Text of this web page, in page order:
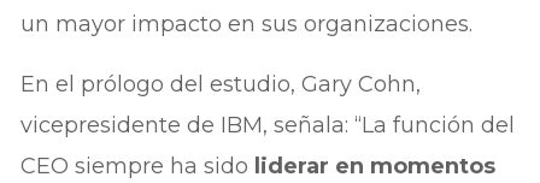
un mayor impacto en sus organizaciones.
En el prólogo del estudio, Gary Cohn,
vicepresidente de IBM, señala: “La función del
CEO siempre ha sido liderar en momentos